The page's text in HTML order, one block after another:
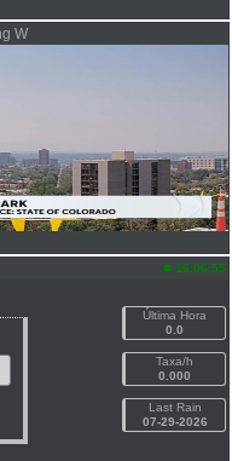
W
16:06:55
Última Hora
0.0
Taxa/h
0.000
Last Rain
07-29-2026